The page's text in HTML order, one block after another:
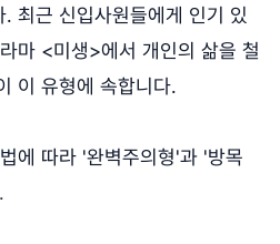
최근 신입사원들에게 인기 있
마 <미생>에서 개인의 삶을 철
이 유형에 속합니다.
에 따라 '완벽주의형'과 '방목